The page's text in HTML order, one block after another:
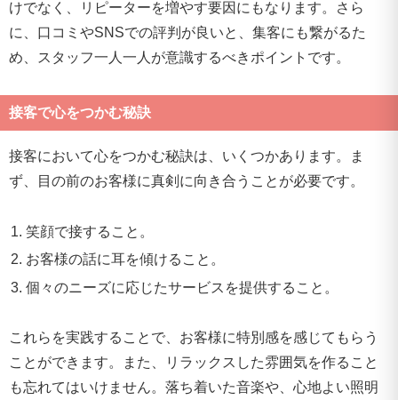
けでなく、リピーターを増やす要因にもなります。さら
に、口コミやSNSでの評判が良いと、集客にも繋がるた
め、スタッフ一人一人が意識するべきポイントです。
接客で心をつかむ秘訣
接客において心をつかむ秘訣は、いくつかあります。ま
ず、目の前のお客様に真剣に向き合うことが必要です。
笑顔で接すること。
お客様の話に耳を傾けること。
個々のニーズに応じたサービスを提供すること。
これらを実践することで、お客様に特別感を感じてもらう
ことができます。また、リラックスした雰囲気を作ること
も忘れてはいけません。落ち着いた音楽や、心地よい照明